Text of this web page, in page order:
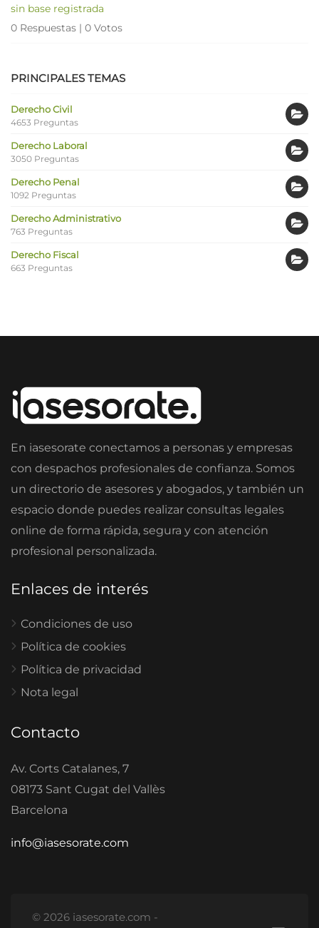
sin base registrada
0 Respuestas | 0 Votos
PRINCIPALES TEMAS
Derecho Civil
4653 Preguntas
Derecho Laboral
3050 Preguntas
Derecho Penal
1092 Preguntas
Derecho Administrativo
763 Preguntas
Derecho Fiscal
663 Preguntas
En iasesorate conectamos a personas y empresas
con despachos profesionales de confianza. Somos
un directorio de asesores y abogados, y también un
espacio donde puedes realizar consultas legales
online de forma rápida, segura y con atención
profesional personalizada.
Enlaces de interés
Condiciones de uso
Política de cookies
Política de privacidad
Nota legal
Contacto
Av. Corts Catalanes, 7
08173 Sant Cugat del Vallès
Barcelona
info@iasesorate.com
© 2026 iasesorate.com -